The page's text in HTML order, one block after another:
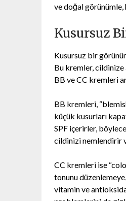
ve doğal görünümle,
Kusursuz
Kusursuz bir
Bu kremler, cildinize
BB ve CC kremleri
BB kremleri,
küçük kusurları
SPF içerirler,
cildinizi nemlendirir
CC kremleri ise
tonunu
vitamin ve